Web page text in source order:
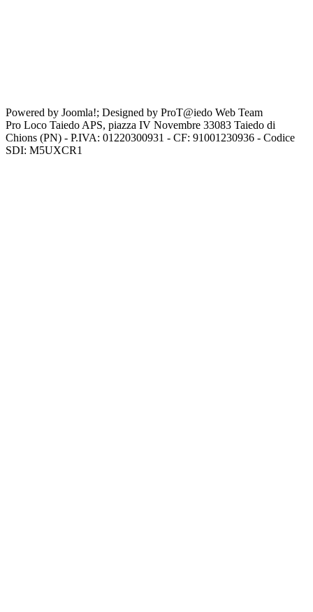
Powered by Joomla!; Designed by ProT@iedo Web Team
Pro Loco Taiedo APS, piazza IV Novembre 33083 Taiedo di
Chions (PN) - P.IVA: 01220300931 - CF: 91001230936 - Codice
SDI: M5UXCR1